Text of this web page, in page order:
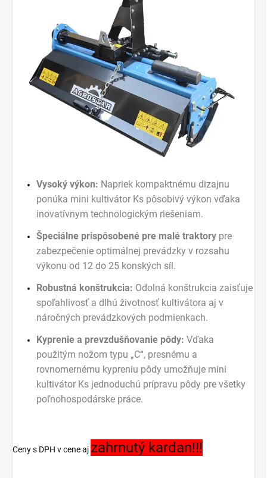
Vysoký výkon: Napriek kompaktnému dizajnu
ponúka mini kultivátor Ks pôsobivý výkon vďaka
inovatívnym technologickým riešeniam.
Špeciálne prispôsobené pre malé traktory pre
zabezpečenie optimálnej prevádzky v rozsahu
výkonu od 12 do 25 konských síl.
Robustná konštrukcia: Odolná konštrukcia zaisťuje
spoľahlivosť a dlhú životnosť kultivátora aj v
náročných prevádzkových podmienkach.
Kyprenie a prevzdušňovanie pôdy: Vďaka
použitým nožom typu „C“, presnému a
rovnomernému kypreniu pôdy umožňuje mini
kultivátor Ks jednoduchú prípravu pôdy pre všetky
poľnohospodárske práce.
Ceny s DPH v cene aj zahrnutý kardan!!!